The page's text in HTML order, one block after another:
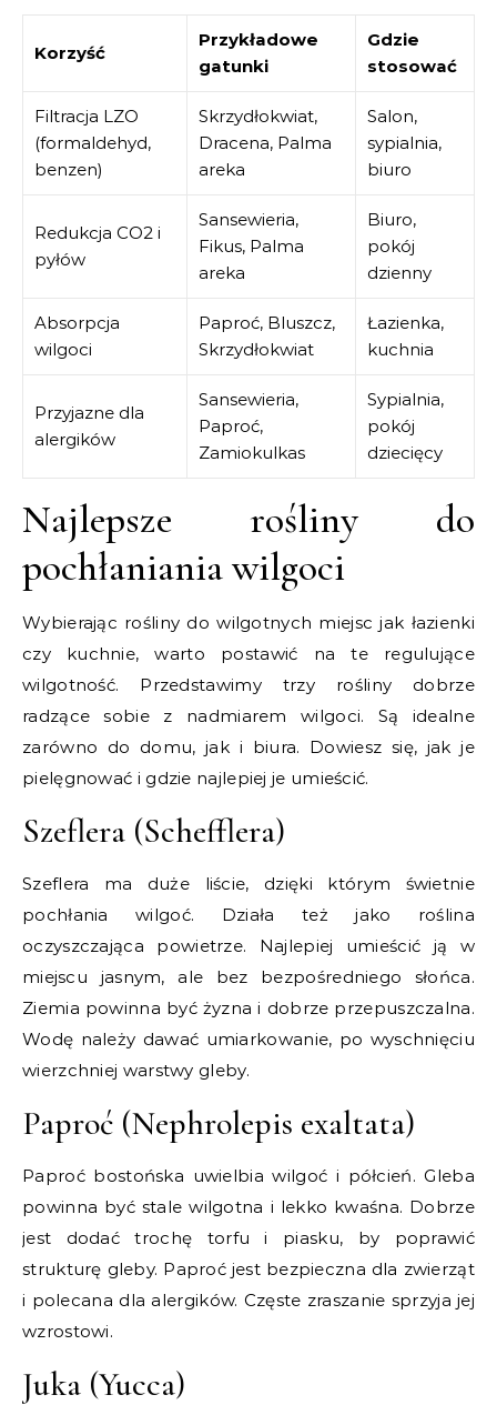
Korzyść
Przykładowe
gatunki
Gdzie
stosować
Filtracja LZO
(formaldehyd,
benzen)
Skrzydłokwiat,
Dracena, Palma
areka
Salon,
sypialnia,
biuro
Redukcja CO2 i
pyłów
Sansewieria,
Fikus, Palma
areka
Biuro,
pokój
dzienny
Absorpcja
wilgoci
Paproć, Bluszcz,
Skrzydłokwiat
Łazienka,
kuchnia
Przyjazne dla
alergików
Sansewieria,
Paproć,
Zamiokulkas
Sypialnia,
pokój
dziecięcy
Najlepsze rośliny do
pochłaniania wilgoci
Wybierając rośliny do wilgotnych miejsc jak łazienki
czy kuchnie, warto postawić na te regulujące
wilgotność. Przedstawimy trzy rośliny dobrze
radzące sobie z nadmiarem wilgoci. Są idealne
zarówno do domu, jak i biura. Dowiesz się, jak je
pielęgnować i gdzie najlepiej je umieścić.
Szeflera (Schefflera)
Szeflera ma duże liście, dzięki którym świetnie
pochłania wilgoć. Działa też jako roślina
oczyszczająca powietrze. Najlepiej umieścić ją w
miejscu jasnym, ale bez bezpośredniego słońca.
Ziemia powinna być żyzna i dobrze przepuszczalna.
Wodę należy dawać umiarkowanie, po wyschnięciu
wierzchniej warstwy gleby.
Paproć (Nephrolepis exaltata)
Paproć bostońska uwielbia wilgoć i półcień. Gleba
powinna być stale wilgotna i lekko kwaśna. Dobrze
jest dodać trochę torfu i piasku, by poprawić
strukturę gleby. Paproć jest bezpieczna dla zwierząt
i polecana dla alergików. Częste zraszanie sprzyja jej
wzrostowi.
Juka (Yucca)